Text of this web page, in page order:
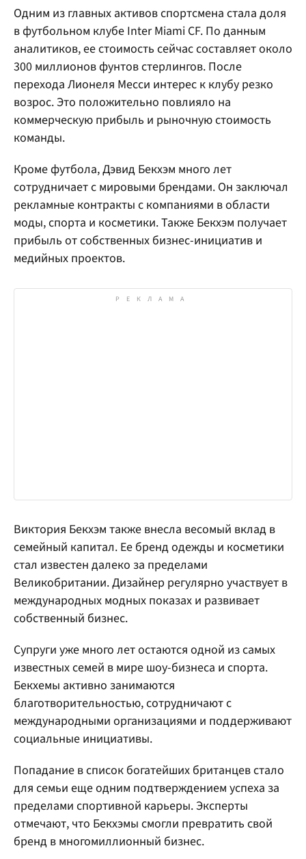
Одним из главных активов спортсмена стала доля
в футбольном клубе Inter Miami CF. По данным
аналитиков, ее стоимость сейчас составляет около
300 миллионов фунтов стерлингов. После
перехода Лионеля Месси интерес к клубу резко
возрос. Это положительно повлияло на
коммерческую прибыль и рыночную стоимость
команды.
Кроме футбола, Дэвид Бекхэм много лет
сотрудничает с мировыми брендами. Он заключал
рекламные контракты с компаниями в области
моды, спорта и косметики. Также Бекхэм получает
прибыль от собственных бизнес-инициатив и
медийных проектов.
Виктория Бекхэм также внесла весомый вклад в
семейный капитал. Ее бренд одежды и косметики
стал известен далеко за пределами
Великобритании. Дизайнер регулярно участвует в
международных модных показах и развивает
собственный бизнес.
Супруги уже много лет остаются одной из самых
известных семей в мире шоу-бизнеса и спорта.
Бекхемы активно занимаются
благотворительностью, сотрудничают с
международными организациями и поддерживают
социальные инициативы.
Попадание в список богатейших британцев стало
для семьи еще одним подтверждением успеха за
пределами спортивной карьеры. Эксперты
отмечают, что Бекхэмы смогли превратить свой
бренд в многомиллионный бизнес.